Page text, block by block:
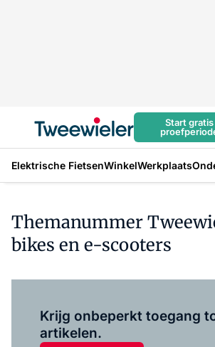
Start gratis
Elektrische FietsenWinkelWerkplaats
Themanummer
bikes en e-scooters
Krijg onbeperkt toegang
artikelen.